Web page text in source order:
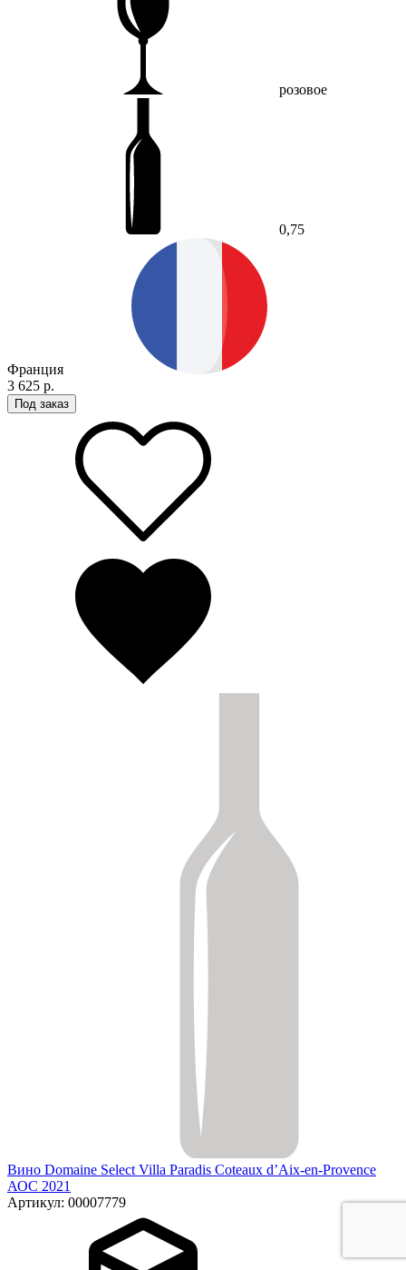
розовое
0,75
Франция
3 625 р.
Под заказ
Вино Domaine Select Villa Paradis Coteaux d’Aix-en-Provence
АОС 2021
Артикул: 00007779